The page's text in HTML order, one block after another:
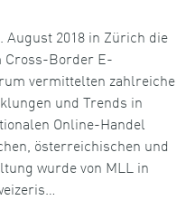
August 2018 in Zürich die
Cross-Border E-
vermittelten zahlreiche
und Trends in
Online-Handel
österreichischen und
wurde von MLL in